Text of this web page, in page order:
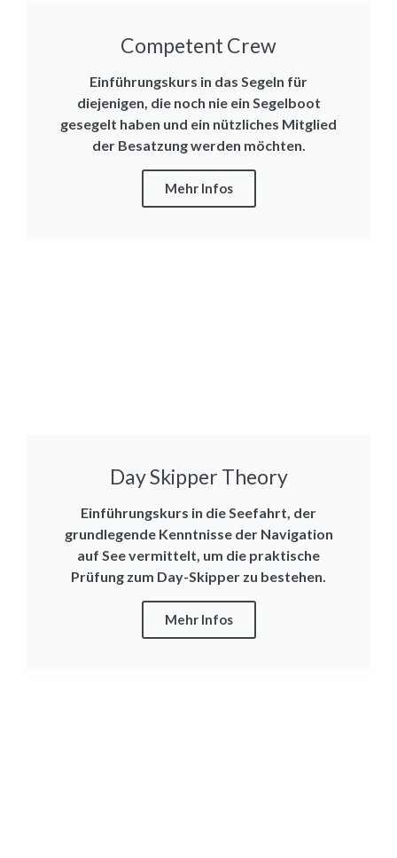
Competent Crew
Einführungskurs in das Segeln für
diejenigen, die noch nie ein Segelboot
gesegelt haben und ein nützliches Mitglied
der Besatzung werden möchten.
Mehr Infos
Day Skipper Theory
Einführungskurs in die Seefahrt, der
grundlegende Kenntnisse der Navigation
auf See vermittelt, um die praktische
Prüfung zum Day-Skipper zu bestehen.
Mehr Infos